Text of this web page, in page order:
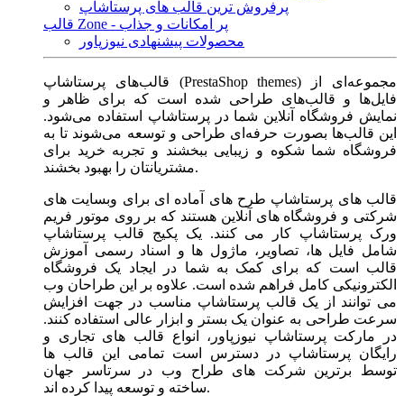
پرفروش ترین قالب های پرستاشاپ
قالب Zone - پر امکانات و جذاب
محصولات پیشنهادی نیوزپاور
قالب‌های پرستاشاپ (PrestaShop themes) مجموعه‌ای از
فایل‌ها و قالب‌های طراحی شده است که برای ظاهر و
نمایش فروشگاه آنلاین شما در پرستاشاپ استفاده می‌شود.
این قالب‌ها بصورت حرفه‌ای طراحی و توسعه می‌شوند تا به
فروشگاه شما شکوه و زیبایی ببخشند و تجربه خرید برای
مشتریانتان را بهبود بخشند.
قالب های پرستاشاپ طرح های آماده ای برای وبسایت های
شرکتی و فروشگاه های آنلاین هستند که بر روی موتور فریم
ورک پرستاشاپ کار می کنند. یک پکیج قالب پرستاشاپ
شامل فایل ها، تصاویر، ماژول ها و اسناد رسمی آموزش
قالب است که برای کمک به شما در ایجاد یک فروشگاه
الکترونیکی کامل فراهم شده است. علاوه بر این طراحان وب
می توانند از یک قالب پرستاشاپ مناسب در جهت افزایش
سرعت طراحی به عنوان یک بستر و ابزار عالی استفاده کنند.
در مارکت پرستاشاپ نیوزپاور، انواع قالب های تجاری و
رایگان پرستاشاپ در دسترس است تمامی این قالب ها
توسط برترین شرکت های طراح وب در سرتاسر جهان
ساخته و توسعه پیدا کرده اند.